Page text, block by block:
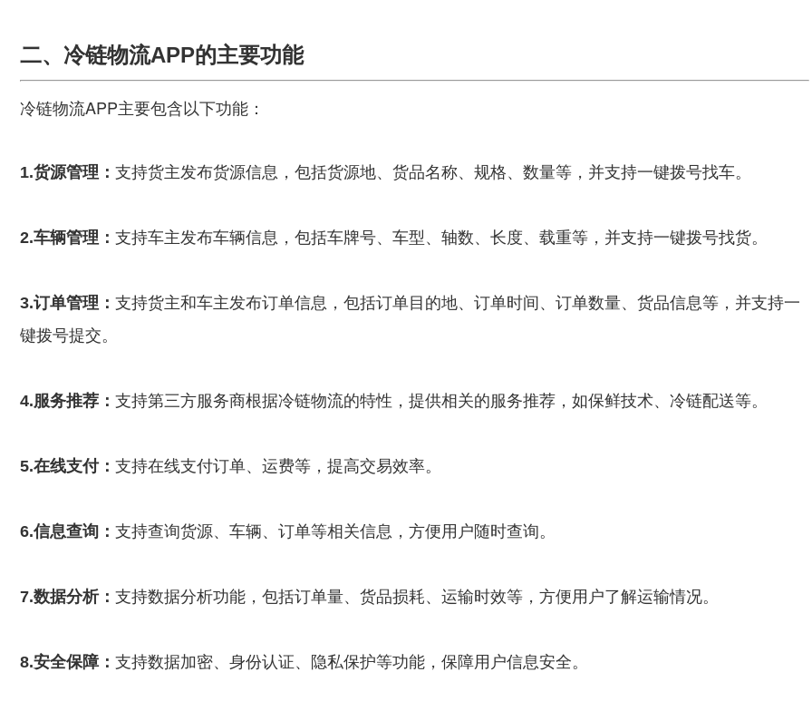
二、冷链物流APP的主要功能
冷链物流APP主要包含以下功能：
1.货源管理： 支持货主发布货源信息，包括货源地、货品名称、规格、数量等，并支持一键拨号找车。
2.车辆管理： 支持车主发布车辆信息，包括车牌号、车型、轴数、长度、载重等，并支持一键拨号找货。
3.订单管理： 支持货主和车主发布订单信息，包括订单目的地、订单时间、订单数量、货品信息等，并支持一
键拨号提交。
4.服务推荐： 支持第三方服务商根据冷链物流的特性，提供相关的服务推荐，如保鲜技术、冷链配送等。
5.在线支付： 支持在线支付订单、运费等，提高交易效率。
6.信息查询： 支持查询货源、车辆、订单等相关信息，方便用户随时查询。
7.数据分析： 支持数据分析功能，包括订单量、货品损耗、运输时效等，方便用户了解运输情况。
8.安全保障： 支持数据加密、身份认证、隐私保护等功能，保障用户信息安全。